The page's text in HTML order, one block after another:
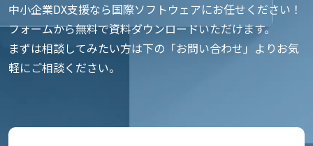
中小企業DX支援なら国際ソフトウェアにお任せください！
フォームから無料で資料ダウンロードいただけます。
まずは相談してみたい方は下の「お問い合わせ」よりお気
軽にご相談ください。